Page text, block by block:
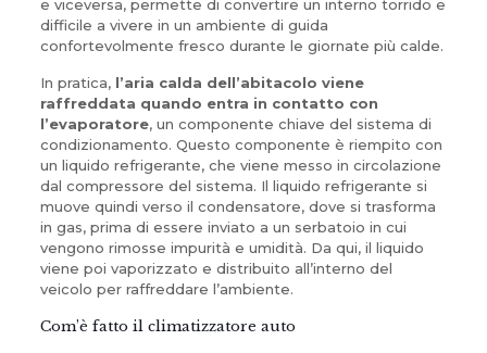
e viceversa, permette di convertire un interno torrido e
difficile a vivere in un ambiente di guida
confortevolmente fresco durante le giornate più calde.
In pratica, l’aria calda dell’abitacolo viene
raffreddata quando entra in contatto con
l’evaporatore, un componente chiave del sistema di
condizionamento. Questo componente è riempito con
un liquido refrigerante, che viene messo in circolazione
dal compressore del sistema. Il liquido refrigerante si
muove quindi verso il condensatore, dove si trasforma
in gas, prima di essere inviato a un serbatoio in cui
vengono rimosse impurità e umidità. Da qui, il liquido
viene poi vaporizzato e distribuito all’interno del
veicolo per raffreddare l’ambiente.
Com’è fatto il climatizzatore auto